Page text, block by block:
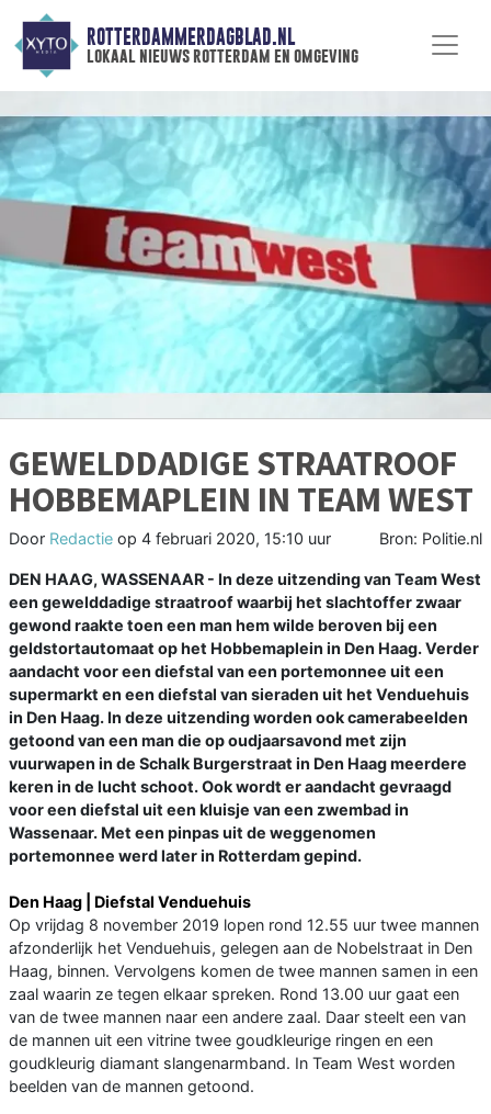
ROTTERDAMMERDAGBLAD.NL
lokaal nieuws rotterdam en omgeving
GEWELDDADIGE STRAATROOF
HOBBEMAPLEIN IN TEAM WEST
Door Redactie op 4 februari 2020, 15:10 uur Bron: Politie.nl
DEN HAAG, WASSENAAR - In deze uitzending van Team West
een gewelddadige straatroof waarbij het slachtoffer zwaar
gewond raakte toen een man hem wilde beroven bij een
geldstortautomaat op het Hobbemaplein in Den Haag. Verder
aandacht voor een diefstal van een portemonnee uit een
supermarkt en een diefstal van sieraden uit het Venduehuis
in Den Haag. In deze uitzending worden ook camerabeelden
getoond van een man die op oudjaarsavond met zijn
vuurwapen in de Schalk Burgerstraat in Den Haag meerdere
keren in de lucht schoot. Ook wordt er aandacht gevraagd
voor een diefstal uit een kluisje van een zwembad in
Wassenaar. Met een pinpas uit de weggenomen
portemonnee werd later in Rotterdam gepind.
Den Haag | Diefstal Venduehuis
Op vrijdag 8 november 2019 lopen rond 12.55 uur twee mannen
afzonderlijk het Venduehuis, gelegen aan de Nobelstraat in Den
Haag, binnen. Vervolgens komen de twee mannen samen in een
zaal waarin ze tegen elkaar spreken. Rond 13.00 uur gaat een
van de twee mannen naar een andere zaal. Daar steelt een van
de mannen uit een vitrine twee goudkleurige ringen en een
goudkleurig diamant slangenarmband. In Team West worden
beelden van de mannen getoond.